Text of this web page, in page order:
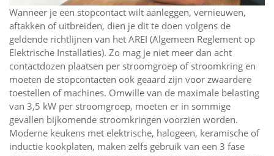
Wanneer je een stopcontact wilt aanleggen, vernieuwen,
aftakken of uitbreiden, dien je dit te doen volgens de
geldende richtlijnen van het AREI (Algemeen Reglement op
Elektrische Installaties). Zo mag je niet meer dan acht
contactdozen plaatsen per stroomgroep of stroomkring en
moeten de stopcontacten ook geaard zijn voor zwaardere
toestellen of machines. Omwille van de maximale belasting
van 3,5 kW per stroomgroep, moeten er in sommige
gevallen bijkomende stroomkringen voorzien worden.
Moderne keukens met elektrische, halogeen, keramische of
inductie kookplaten, maken zelfs gebruik van een 3 fase